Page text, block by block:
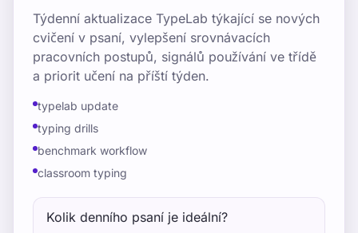
Týdenní aktualizace TypeLab týkající se nových
cvičení v psaní, vylepšení srovnávacích
pracovních postupů, signálů používání ve třídě
a priorit učení na příští týden.
typelab update
typing drills
benchmark workflow
classroom typing
Kolik denního psaní je ideální?